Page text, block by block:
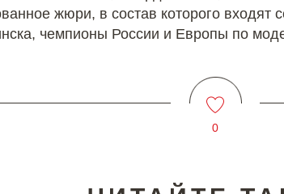
жюри, в состав которого входят
чемпионы России и Европы по
0